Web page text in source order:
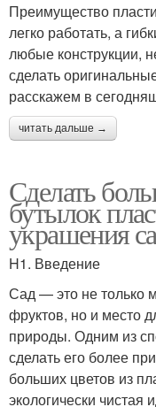
Преимущество
легко работать, а
любые конструкции,
сделать
расскажем в
читать дальше →
Сделать
бутылок
украшения
H1. Введение
Сад — это не только
фруктов, но и место
природы. Одним из
сделать его более
больших цветов из
экологически чистая